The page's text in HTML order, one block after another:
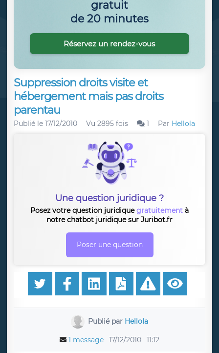
Suppression droits visite et
hébergement mais pas droits
parentau
Publié le 17/12/2010 Vu 2895 fois 1 Par Hellola
Une question juridique ?
Posez votre question juridiquegratuitement à
notre chatbot juridique sur Juribot.fr
Poser une question
Publié par Hellola
1 message 17/12/2010 11:12
gratuit
de 20 minutes
Réservez un rendez-vous